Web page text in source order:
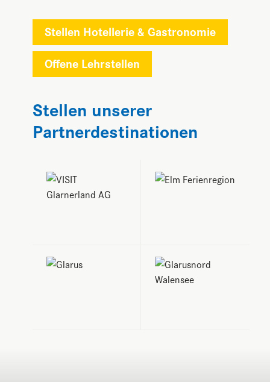
Stellen Hotellerie & Gastronomie
Offene Lehrstellen
Stellen unserer
Partnerdestinationen